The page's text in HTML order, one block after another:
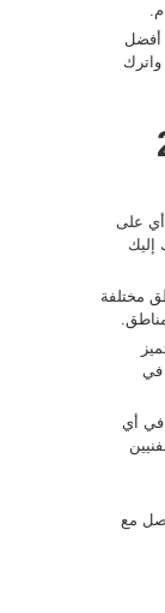
أفضل
أي على
إليك
مختلفة
في
في أي
مع